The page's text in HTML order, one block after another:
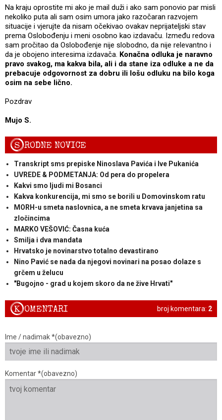
Na kraju oprostite mi ako je mail duži i ako sam ponovio par misli
nekoliko puta ali sam osim umora jako razočaran razvojem
situacije i vjerujte da nisam očekivao ovakav neprijateljski stav
prema Oslobođenju i meni osobno kao izdavaču. Između redova
sam pročitao da Oslobođenje nije slobodno, da nije relevantno i
da je obojeno interesima izdavača. Konačna odluka je naravno
pravo svakog, ma kakva bila, ali i da stane iza odluke a ne da
prebacuje odgovornost za dobru ili lošu odluku na bilo koga
osim na sebe lično.
Pozdrav
Mujo S.
SRODNE NOVICE
Transkript sms prepiske Ninoslava Pavića i Ive Pukanića
UVREDE & PODMETANJA: Od pera do propelera
Kakvi smo ljudi mi Bosanci
Kakva konkurencija, mi smo se borili u Domovinskom ratu
MORH-u smeta naslovnica, a ne smeta krvava janjetina sa
zločincima
MARKO VEŠOVIĆ: Časna kuća
Smilja i dva mandata
Hrvatsko je novinarstvo totalno devastirano
Nino Pavić se nada da njegovi novinari na posao dolaze s
grčem u želucu
"Bugojno - grad u kojem skoro da ne žive Hrvati"
broj komentara: 2
KOMENTARI
Ime / nadimak *(obavezno)
Komentar *(obavezno)